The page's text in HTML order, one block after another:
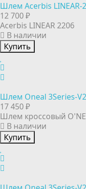
Шлем Acerbis LINEAR-
12 700 ₽
Acerbis LINEAR 2206
В наличии
Купить
Шлем Oneal 3Series-
17 450 ₽
Шлем кроссовый
В наличии
Купить